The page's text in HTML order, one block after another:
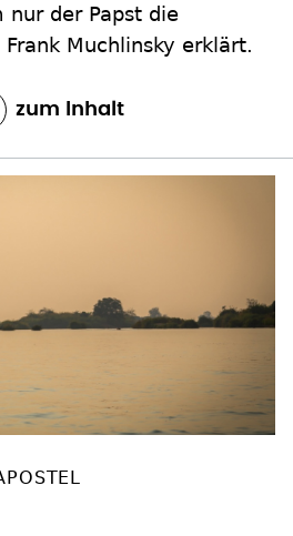
nur der Papst die
Muchlinsky erklärt.
zum Inhalt